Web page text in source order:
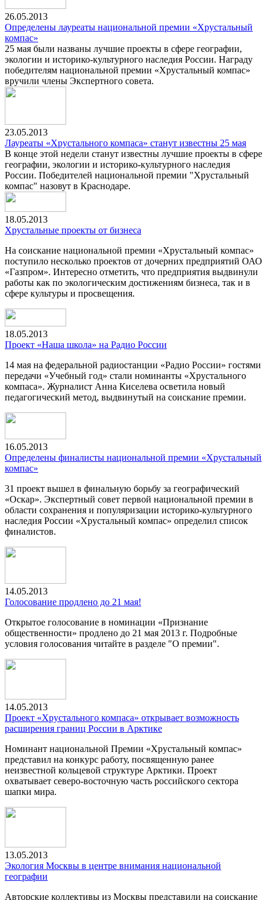
26.05.2013
Определены лауреаты национальной премии «Хрустальный
компас»
25 мая были названы лучшие проекты в сфере географии,
экологии и историко-культурного наследия России. Награду
победителям национальной премии «Хрустальный компас»
вручили члены Экспертного совета.
23.05.2013
Лауреаты «Хрустального компаса» станут известны 25 мая
В конце этой недели станут известны лучшие проекты в сфере
географии, экологии и историко-культурного наследия
России. Победителей национальной премии "Хрустальный
компас" назовут в Краснодаре.
18.05.2013
Хрустальные проекты от бизнеса
На соискание национальной премии «Хрустальный компас»
поступило несколько проектов от дочерних предприятий ОАО
«Газпром». Интересно отметить, что предприятия выдвинули
работы как по экологическим достижениям бизнеса, так и в
сфере культуры и просвещения.
18.05.2013
Проект «Наша школа» на Радио России
14 мая на федеральной радиостанции «Радио России» гостями
передачи «Учебный год» стали номинанты «Хрустального
компаса». Журналист Анна Киселева осветила новый
педагогический метод, выдвинутый на соискание премии.
16.05.2013
Определены финалисты национальной премии «Хрустальный
компас»
31 проект вышел в финальную борьбу за географический
«Оскар». Экспертный совет первой национальной премии в
области сохранения и популяризации историко-культурного
наследия России «Хрустальный компас» определил список
финалистов.
14.05.2013
Голосование продлено до 21 мая!
Открытое голосование в номинации «Признание
общественности» продлено до 21 мая 2013 г. Подробные
условия голосования читайте в разделе "О премии".
14.05.2013
Проект «Хрустального компаса» открывает возможность
расширения границ России в Арктике
Номинант национальной Премии «Хрустальный компас»
представил на конкурс работу, посвященную ранее
неизвестной кольцевой структуре Арктики. Проект
охватывает северо-восточную часть российского сектора
шапки мира.
13.05.2013
Экология Москвы в центре внимания национальной
географии
Авторские коллективы из Москвы представили на соискание